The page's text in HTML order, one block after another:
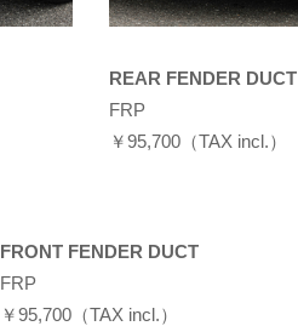
REAR FENDER DUCT
FRP
￥95,700（TAX incl.）
FRONT FENDER DUCT
FRP
￥95,700（TAX incl.）